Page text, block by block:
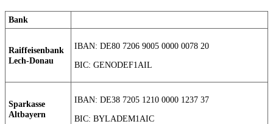
Bank
Raiffeisenbank
Lech-Donau
IBAN: DE80 7206 9005 0000 0078 20
BIC: GENODEF1AIL
Sparkasse
Altbayern
IBAN: DE38 7205 1210 0000 1237 37
BIC: BYLADEM1AIC